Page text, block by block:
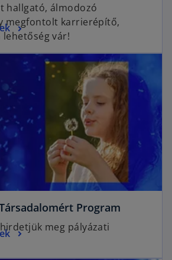
hallgató, álmodozó
megfontolt karrierépítő,
vár!
Program
meg pályázati